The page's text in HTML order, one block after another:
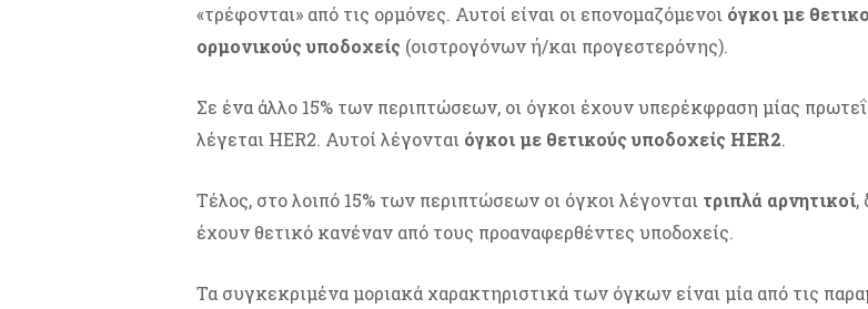
«τρέφονται» από τις ορμόνες. Αυτοί είναι οι επονομαζόμενοι όγκοι με
ορμονικούς υποδοχείς (οιστρογόνων ή/και προγεστερόνης).
Σε ένα άλλο 15% των περιπτώσεων, οι όγκοι έχουν υπερέκφραση μίας
λέγεται HER2. Αυτοί λέγονται όγκοι με θετικούς υποδοχείς HER2.
Τέλος, στο λοιπό 15% των περιπτώσεων οι όγκοι λέγονται τριπλά αρνητικοί,
έχουν θετικό κανέναν από τους προαναφερθέντες υποδοχείς.
Τα συγκεκριμένα μοριακά χαρακτηριστικά των όγκων είναι μία από τις